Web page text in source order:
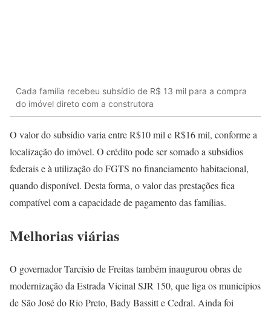
Cada família recebeu subsídio de R$ 13 mil para a compra
do imóvel direto com a construtora
O valor do subsídio varia entre R$10 mil e R$16 mil, conforme a
localização do imóvel. O crédito pode ser somado a subsídios
federais e à utilização do FGTS no financiamento habitacional,
quando disponível. Desta forma, o valor das prestações fica
compatível com a capacidade de pagamento das famílias.
Melhorias viárias
O governador Tarcísio de Freitas também inaugurou obras de
modernização da Estrada Vicinal SJR 150, que liga os municípios
de São José do Rio Preto, Bady Bassitt e Cedral. Ainda foi